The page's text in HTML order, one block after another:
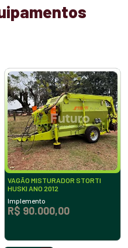
VAGÃO MISTURADOR STORTI
HUSKI ANO 2012
Implemento
R$ 90.000,00